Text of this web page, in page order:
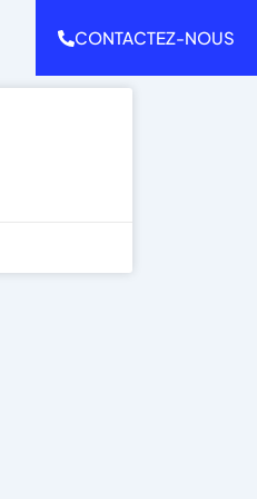
CONTACTEZ-NOUS